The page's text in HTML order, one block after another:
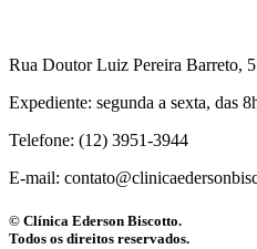
Rua Doutor Luiz Pereira Barreto,
Expediente: segunda a sexta, das
Telefone: (12) 3951-3944
E-mail:
© Clínica Ederson Biscotto.
Todos os direitos reservados.